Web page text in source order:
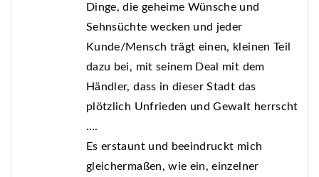
Dinge, die geheime Wünsche und
Sehnsüchte wecken und jeder
Kunde/Mensch trägt einen, kleinen Teil
dazu bei, mit seinem Deal mit dem
Händler, dass in dieser Stadt das
plötzlich Unfrieden und Gewalt herrscht
….
Es erstaunt und beeindruckt mich
gleichermaßen, wie ein, einzelner